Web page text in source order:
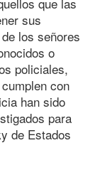
sus
los señores
o
policiales,
con
han sido
para
de Estados